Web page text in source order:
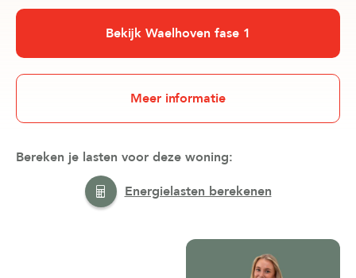
Bekijk Waelhoven fase 1
Meer informatie
Bereken je lasten voor deze woning:
Energielasten berekenen